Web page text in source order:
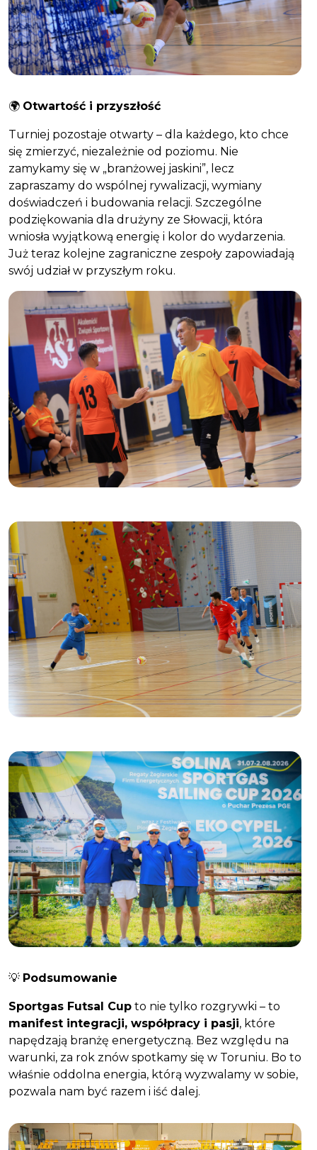
🌍 Otwartość i przyszłość
Turniej pozostaje otwarty – dla każdego, kto chce
się zmierzyć, niezależnie od poziomu. Nie
zamykamy się w „branżowej jaskini”, lecz
zapraszamy do wspólnej rywalizacji, wymiany
doświadczeń i budowania relacji. Szczególne
podziękowania dla drużyny ze Słowacji, która
wniosła wyjątkową energię i kolor do wydarzenia.
Już teraz kolejne zagraniczne zespoły zapowiadają
swój udział w przyszłym roku.
💡 Podsumowanie
Sportgas Futsal Cup to nie tylko rozgrywki – to
manifest integracji, współpracy i pasji, które
napędzają branżę energetyczną. Bez względu na
warunki, za rok znów spotkamy się w Toruniu. Bo to
właśnie oddolna energia, którą wyzwalamy w sobie,
pozwala nam być razem i iść dalej.